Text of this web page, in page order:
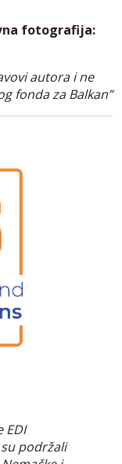
fotografija:
autora i ne
fonda za Balkan”
EDI
podržali